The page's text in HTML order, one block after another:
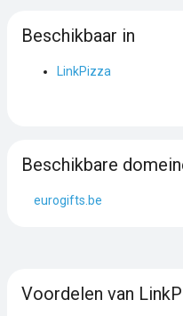
Beschikbaar in
LinkPizza
Beschikbare
eurogifts.be
Voordelen van